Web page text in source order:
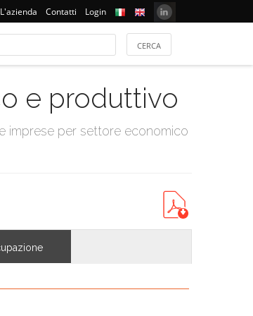
L'azienda Contatti Login
e produttivo
imprese per settore economico